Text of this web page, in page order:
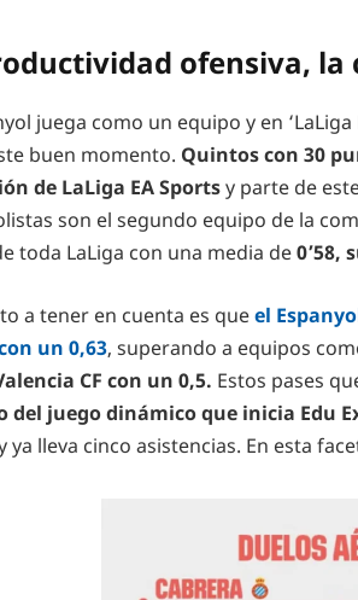
ofensiva, la
juega como un equipo y en
buen momento. Quintos con 30
de LaLiga EA Sportsy parte de
son el segundo equipo de la
toda LaLiga con una media de0’58,
a tener en cuenta es queel
un 0,63, superando a equipos
CF con un 0,5. Estos pases
del juego dinámico que inicia Edu
ya lleva cinco asistencias. En esta